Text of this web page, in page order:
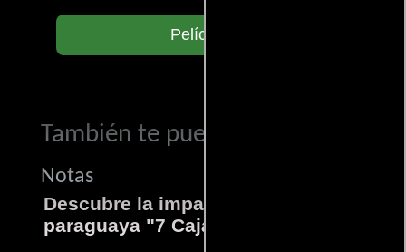
Películas
También te puede interesar...
Notas
Descubre la impactante película
paraguaya "7 Cajas"